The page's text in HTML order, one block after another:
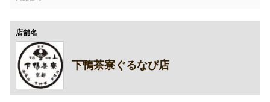
店舗名
下鴨茶寮ぐるなび店